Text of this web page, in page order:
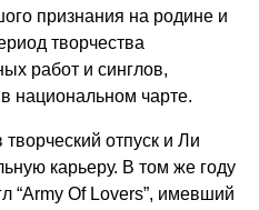
признания на родине и
творчества
работ и синглов,
национальном чарте.
творческий отпуск и Ли
карьеру. В том же году
“Army Of Lovers”, имевший